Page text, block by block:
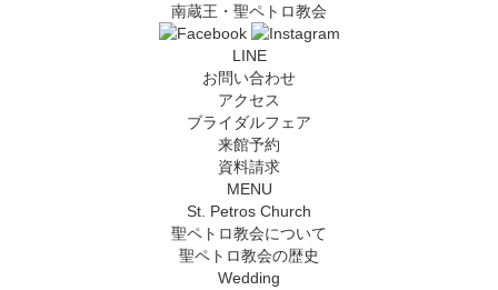
南蔵王・聖ペトロ教会
LINE
お問い合わせ
アクセス
ブライダルフェア
来館予約
資料請求
MENU
St. Petros Church
聖ペトロ教会について
聖ペトロ教会の歴史
Wedding